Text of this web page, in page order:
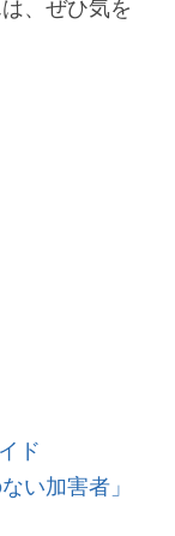
、ぜひ気を
ド
い加害者」